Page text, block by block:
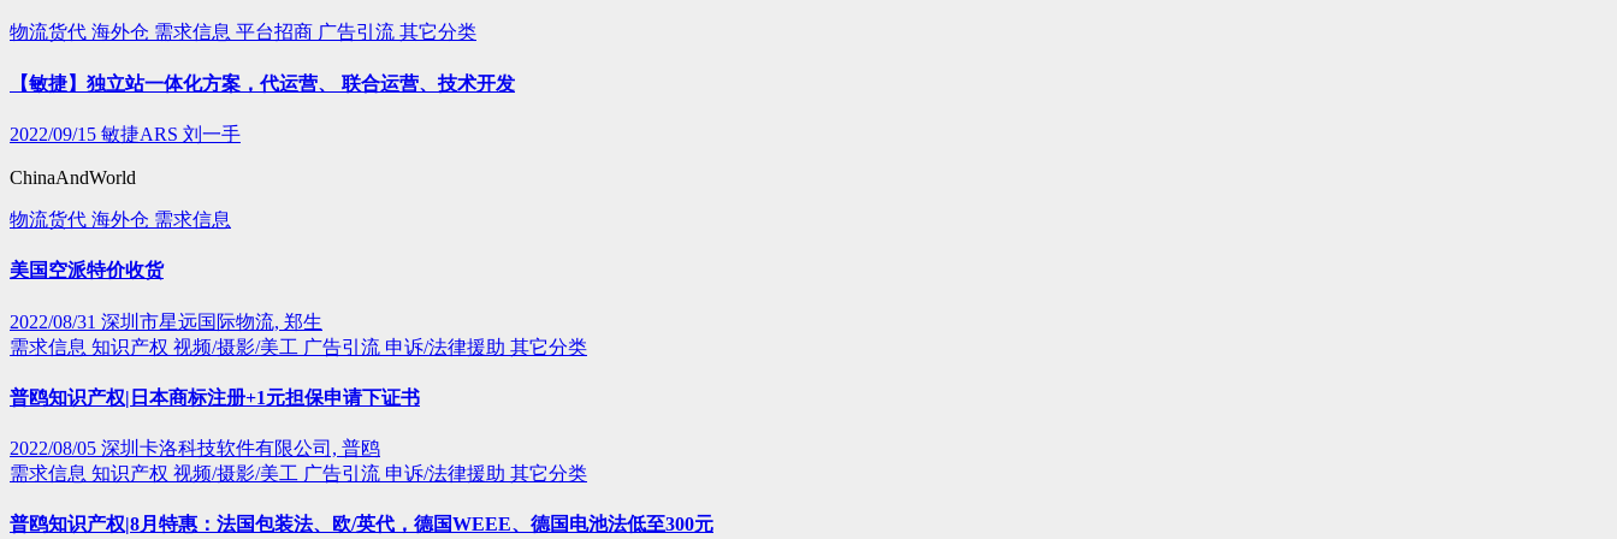
物流货代 海外仓 需求信息 平台招商 广告引流 其它分类
【敏捷】独立站一体化方案，代运营、 联合运营、技术开发
2022/09/15 敏捷ARS 刘一手
ChinaAndWorld
物流货代 海外仓 需求信息
美国空派特价收货
2022/08/31 深圳市星远国际物流, 郑生
需求信息 知识产权 视频/摄影/美工 广告引流 申诉/法律援助 其它分类
普鸥知识产权|日本商标注册+1元担保申请下证书
2022/08/05 深圳卡洛科技软件有限公司, 普鸥
需求信息 知识产权 视频/摄影/美工 广告引流 申诉/法律援助 其它分类
普鸥知识产权|8月特惠：法国包装法、欧/英代，德国WEEE、德国电池法低至300元